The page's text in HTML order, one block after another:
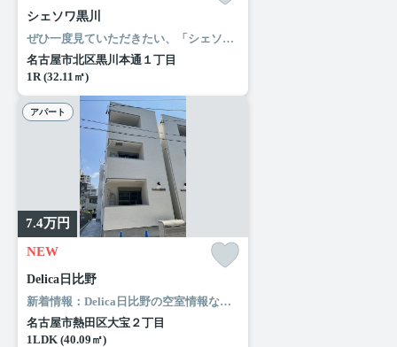
シェソワ黒川
ぜひ一度見ていただきたい、「シェソワ黒川」です。ローソン 清水五丁目店まで徒歩4分と近場にコンビニがあるのもポイント。名古屋市北区エリアの名古屋市営名城線黒川付近で不動産をお探しの方。きっとあなた好みのお部屋が見つかります。お気軽にご連絡ください。
名古屋市北区黒川本通１丁目
1R (32.11㎡)
アパート
7.4万円
NEW
Delica日比野
新着情報：Delica日比野の空室情報ならコチラ。セブンイレブン 名古屋大宝1丁目店まで徒歩2分と近場にコンビニがあるのもポイント。これからの住まいは納得のいくものにしたいですよね。ルームエージェント（リアルマークス）から快適な住まいを探しましょう。どうぞご利用ください。
名古屋市熱田区大宝２丁目
1LDK (40.09㎡)